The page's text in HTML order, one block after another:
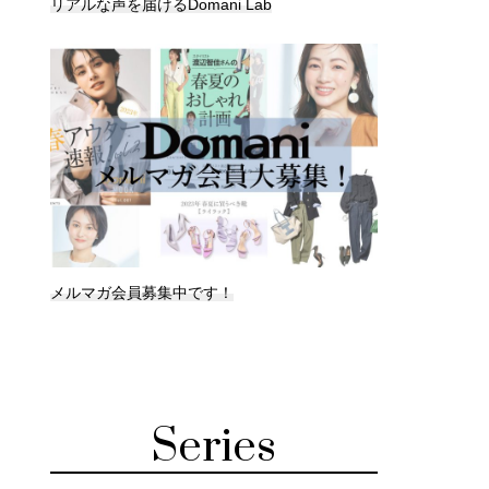
リアルな声を届けるDomani Lab
メルマガ会員募集中です！
Series